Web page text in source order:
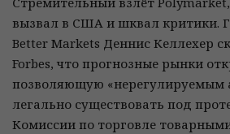
вызвал в США и шквал критики.
Better Markets Деннис Келлехер
Forbes, что прогнозные рынки
позволяющую «нерегулируемым
легально существовать под
Комиссии по торговле